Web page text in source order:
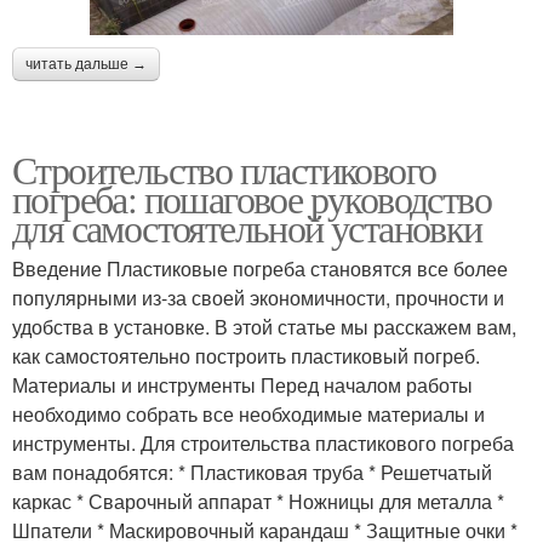
читать дальше →
Строительство пластикового
погреба: пошаговое руководство
для самостоятельной установки
Введение Пластиковые погреба становятся все более
популярными из-за своей экономичности, прочности и
удобства в установке. В этой статье мы расскажем вам,
как самостоятельно построить пластиковый погреб.
Материалы и инструменты Перед началом работы
необходимо собрать все необходимые материалы и
инструменты. Для строительства пластикового погреба
вам понадобятся: * Пластиковая труба * Решетчатый
каркас * Сварочный аппарат * Ножницы для металла *
Шпатели * Маскировочный карандаш * Защитные очки *